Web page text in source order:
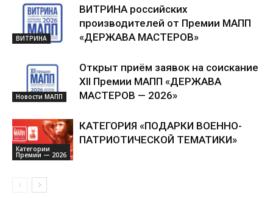
ВИТРИНА
ВИТРИНА российских
производителей от Премии МАПП
«ДЕРЖАВА МАСТЕРОВ»
Новости МАПП
Открыт приём заявок на соискание
XII Премии МАПП «ДЕРЖАВА
МАСТЕРОВ — 2026»
Категории
Премии — 2026
КАТЕГОРИЯ «ПОДАРКИ ВОЕННО-
ПАТРИОТИЧЕСКОЙ ТЕМАТИКИ»